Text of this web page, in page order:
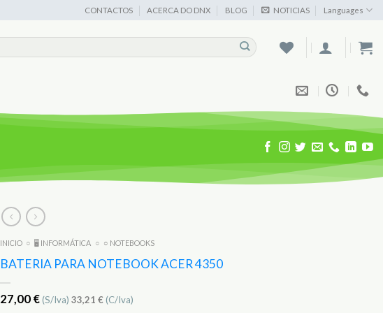
CONTACTOS ACERCA DO DNX BLOG NOTICIAS Languages
INICIO ○ 🖥️ INFORMÁTICA ○ ○ NOTEBOOKS
BATERIA PARA NOTEBOOK ACER 4350
27,00 € (S/Iva) 33,21 € (C/Iva)